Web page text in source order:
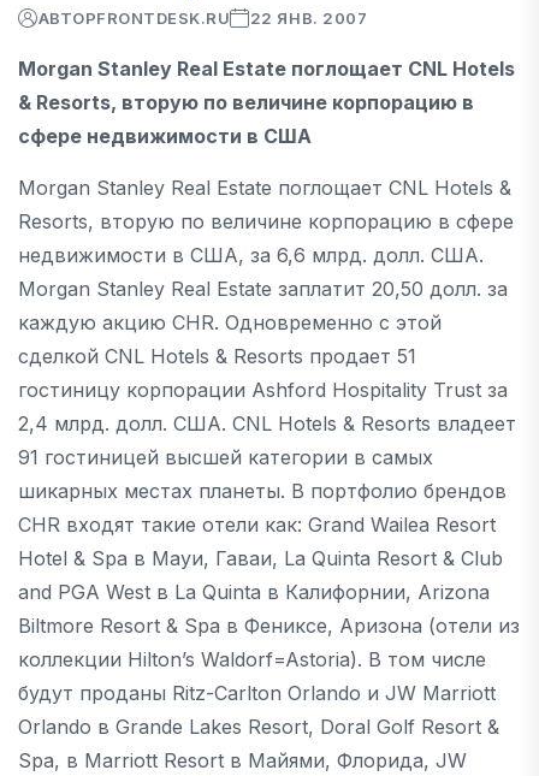
АВТОРFRONTDESK.RU 22 ЯНВ. 2007
Morgan Stanley Real Estate поглощает CNL Hotels
& Resorts, вторую по величине корпорацию в
сфере недвижимости в США
Morgan Stanley Real Estate поглощает CNL Hotels &
Resorts, вторую по величине корпорацию в сфере
недвижимости в США, за 6,6 млрд. долл. США.
Morgan Stanley Real Estate заплатит 20,50 долл. за
каждую акцию CHR. Одновременно с этой
сделкой CNL Hotels & Resorts продает 51
гостиницу корпорации Ashford Hospitality Trust за
2,4 млрд. долл. США. CNL Hotels & Resorts владеет
91 гостиницей высшей категории в самых
шикарных местах планеты. В портфолио брендов
CHR входят такие отели как: Grand Wailea Resort
Hotel & Spa в Мауи, Гаваи, La Quinta Resort & Club
and PGA West в La Quinta в Калифорнии, Arizona
Biltmore Resort & Spa в Фениксе, Аризона (отели из
коллекции Hilton’s Waldorf=Astoria). В том числе
будут проданы Ritz-Carlton Orlando и JW Marriott
Orlando в Grande Lakes Resort, Doral Golf Resort &
Spa, в Marriott Resort в Майями, Флорида, JW